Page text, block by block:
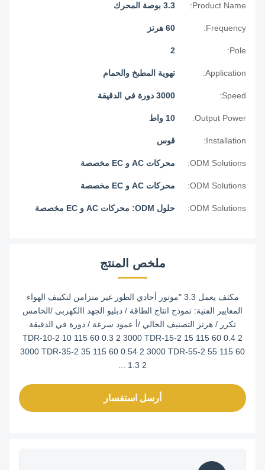
Product Name: 3.3 بوصة المحرك
Frequency:
Application: تهوية المطبخ والحمام
Speed:
Output Power: 10 واط
Installation:
ODM Solutions: محركات AC و EC مخصصة
ODM Solutions: محركات AC و EC مخصصة
ODM Solutions: حلول ODM: محركات AC و EC مخصصة
ملخص المنتج
مكثف يعمل 3.3 "موتور أحادي الطور غير متزامن لتكييف الهواء
المعايير الفنية: نموذج انتاج الطاقة / دبليو الجهد االكهربى /الخامس
تكرر / هرتز التصنيف الحالي /أ عمود سرعة / دورة في الدقيقة
TDR-10-2 10 115 60 0.3 2 3000 TDR-15-2 15 115 60 0.4 2
3000 TDR-35-2 35 115 60 0.54 2 3000 TDR-55-2 55 115 60
أرسل استفسار